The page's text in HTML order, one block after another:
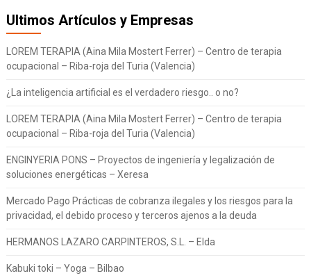
Ultimos Artículos y Empresas
LOREM TERAPIA (Aina Mila Mostert Ferrer) – Centro de terapia
ocupacional – Riba-roja del Turia (Valencia)
¿La inteligencia artificial es el verdadero riesgo.. o no?
LOREM TERAPIA (Aina Mila Mostert Ferrer) – Centro de terapia
ocupacional – Riba-roja del Turia (Valencia)
ENGINYERIA PONS – Proyectos de ingeniería y legalización de
soluciones energéticas – Xeresa
Mercado Pago Prácticas de cobranza ilegales y los riesgos para la
privacidad, el debido proceso y terceros ajenos a la deuda
HERMANOS LAZARO CARPINTEROS, S.L. – Elda
Kabuki toki – Yoga – Bilbao